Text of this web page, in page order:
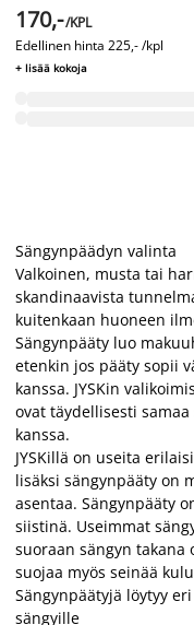
170,-/KPL
Edellinen hinta 225,- /kpl
+ lisää kokoja
Sängynpäädyn valinta
Valkoinen, musta tai
skandinaavista
kuitenkaan huoneen
Sängynpääty luo
etenkin jos pääty sopii
kanssa. JYSKin
ovat täydellisesti
kanssa.
JYSKillä on useita
lisäksi sängynpääty on
asentaa. Sängynpääty
siistinä. Useimmat
suoraan sängyn takana
suojaa myös seinää
Sängynpäätyjä löytyy
sängyille